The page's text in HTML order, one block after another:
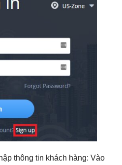
thông tin khách hàng: Vào